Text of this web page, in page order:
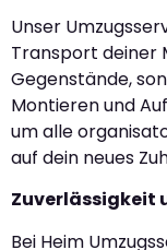
Unser
Transport deiner
Gegenstände,
Montieren und
um alle
auf dein neues
Zuverlässigkeit
Bei Heim